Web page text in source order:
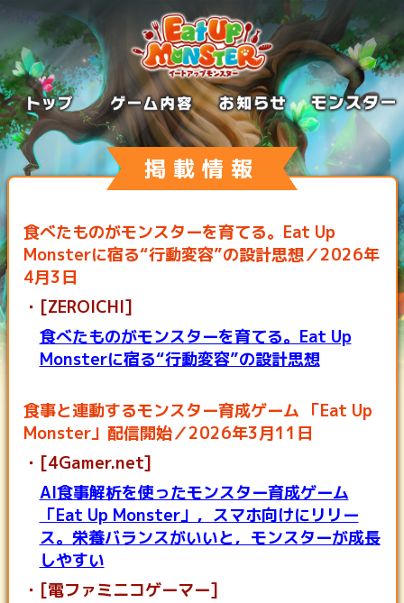
掲載情報
食べたものがモンスターを育てる。Eat Up
Monsterに宿る“行動変容”の設計思想／2026年
4月3日
[ZEROICHI]
食べたものがモンスターを育てる。Eat Up
Monsterに宿る“行動変容”の設計思想
食事と連動するモンスター育成ゲーム 「Eat Up
Monster」配信開始／2026年3月11日
[4Gamer.net]
AI食事解析を使ったモンスター育成ゲーム
「Eat Up Monster」，スマホ向けにリリー
ス。栄養バランスがいいと，モンスターが成長
しやすい
[電ファミニコゲーマー]